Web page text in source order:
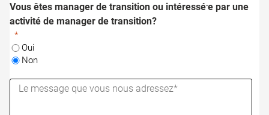
Vous êtes manager de transition ou intéressé⸱e par une
activité de manager de transition?
Oui
Non